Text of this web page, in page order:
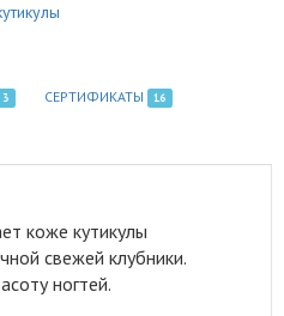
3 СЕРТИФИКАТЫ 16
коже кутикулы
свежей клубники.
ногтей.